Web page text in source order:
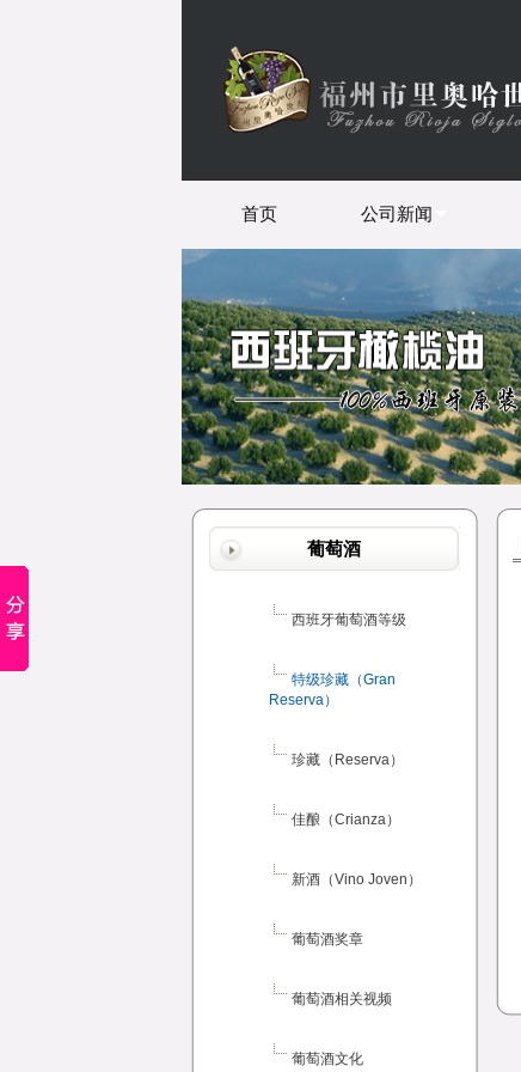
首页 公司新闻
葡萄酒
西班牙葡萄酒等级
特级珍藏（Gran
Reserva）
珍藏（Reserva）
佳酿（Crianza）
新酒（Vino Joven）
葡萄酒奖章
葡萄酒相关视频
葡萄酒文化